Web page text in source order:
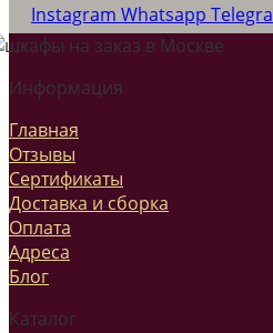
Instagram Whatsapp
Информация
Главная
Отзывы
Сертификаты
Доставка и сборка
Оплата
Адреса
Блог
Каталог